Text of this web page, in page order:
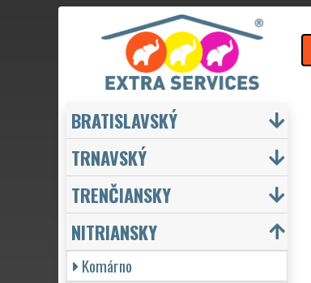
BRATISLAVSKÝ
TRNAVSKÝ
TRENČIANSKY
NITRIANSKY
Komárno